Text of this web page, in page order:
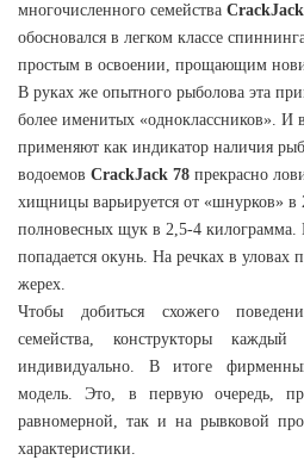
многочисленного семейства CrackJack
обосновался в легком классе
простым в освоении, прощающим
В руках же опытного рыболова эта
более именитых «одноклассников». И
применяют как индикатор наличия
водоемов CrackJack 78 прекрасно
хищницы варьируется от «шнурков» в
полновесных щук в 2,5-4 килограмма.
попадается окунь. На речках в уловах
жерех.
Чтобы добиться схожего
семейства, конструкторы каждый
индивидуально. В итоге
модель. Это, в первую очередь,
равномерной, так и на рывковой
характеристики.